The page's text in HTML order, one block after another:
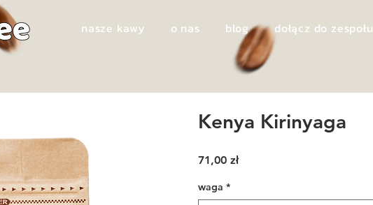
nasze kawy o nas blog dołącz do zespołu
Kenya Kirinyaga
71,00 złCena
waga *